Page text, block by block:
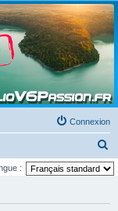
Connexion
e
h
: